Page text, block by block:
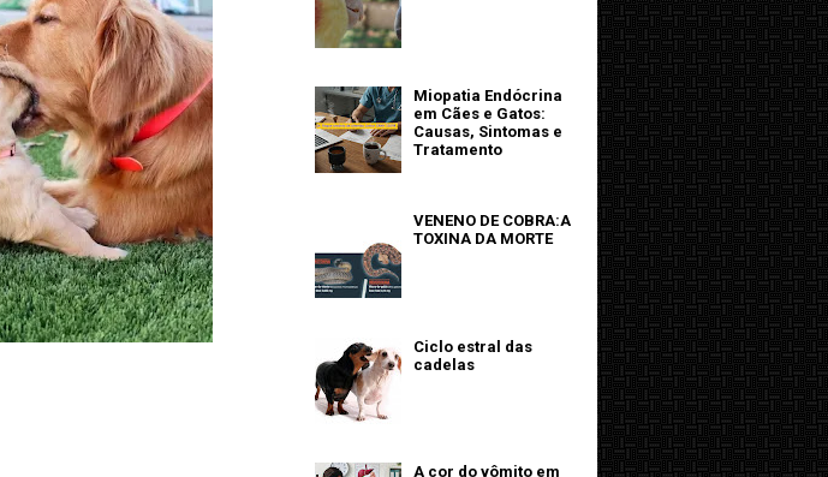
Miopatia Endócrina
em Cães e Gatos:
Causas, Sintomas e
Tratamento
VENENO DE COBRA:A
TOXINA DA MORTE
Ciclo estral das
cadelas
A cor do vômito em